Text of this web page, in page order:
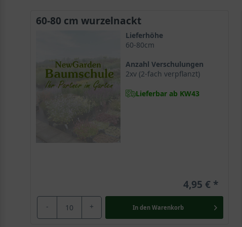
Der optimale Standort für die Platanus hispanica
Die Ahornblättrige Platane gilt insgesamt als genügsam
Generell präferiert sie feuchte, frische sowie
Eine kräftige Herzwurzel versorgt die Ahornblättrigen
Der prächtige Großbaum wird über ein starkes und dicht
zuverlässigen Highlight, das mit unvergleichlichem
Die Platanus hispanica gilt im Unterschied zu ihrer
60-80 cm wurzelnackt
Lieferhöhe
60-80cm
Anzahl Verschulungen
2xv (2-fach verpflanzt)
Lieferbar ab KW43
4,95 €
- + In den Warenkorb